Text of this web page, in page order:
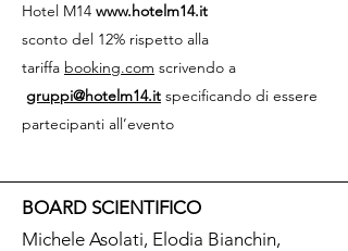
Hotel M14 www.hotelm14.it
sconto del 12% rispetto alla
tariffa booking.com scrivendo a
gruppi@hotelm14.it specificando di essere
partecipanti all’evento
BOARD SCIENTIFICO
Michele Asolati, Elodia Bianchin,